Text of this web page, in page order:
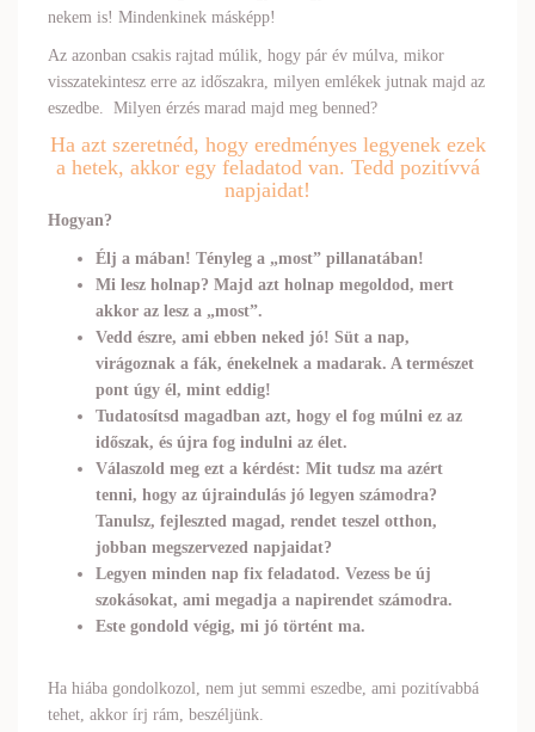
nekem is! Mindenkinek másképp!
Az azonban csakis rajtad múlik, hogy pár év múlva, mikor
visszatekintesz erre az időszakra, milyen emlékek jutnak majd az
eszedbe. Milyen érzés marad majd meg benned?
Ha azt szeretnéd, hogy eredményes legyenek ezek
a hetek, akkor egy feladatod van. Tedd pozitívvá
napjaidat!
Hogyan?
Élj a mában! Tényleg a „most” pillanatában!
Mi lesz holnap? Majd azt holnap megoldod, mert
akkor az lesz a „most”.
Vedd észre, ami ebben neked jó! Süt a nap,
virágoznak a fák, énekelnek a madarak. A természet
pont úgy él, mint eddig!
Tudatosítsd magadban azt, hogy el fog múlni ez az
időszak, és újra fog indulni az élet.
Válaszold meg ezt a kérdést: Mit tudsz ma azért
tenni, hogy az újraindulás jó legyen számodra?
Tanulsz, fejleszted magad, rendet teszel otthon,
jobban megszervezed napjaidat?
Legyen minden nap fix feladatod. Vezess be új
szokásokat, ami megadja a napirendet számodra.
Este gondold végig, mi jó történt ma.
Ha hiába gondolkozol, nem jut semmi eszedbe, ami pozitívabbá
tehet, akkor írj rám, beszéljünk.